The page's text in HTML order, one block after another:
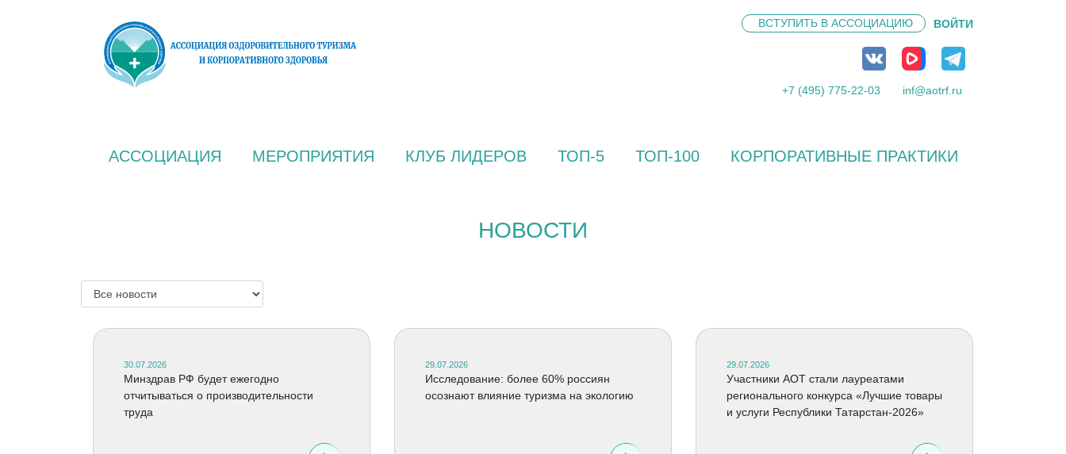
ВСТУПИТЬ В АССОЦИАЦИЮ ВОЙТИ
+7 (495) 775-22-03 inf@aotrf.ru
АССОЦИАЦИЯ МЕРОПРИЯТИЯ КЛУБ ЛИДЕРОВ ТОП-5 ТОП-100 КОРПОРАТИВНЫЕ ПРАКТИКИ
НОВОСТИ
30.07.2026
Минздрав РФ будет ежегодно
отчитываться о производительности
труда
29.07.2026
Исследование: более 60% россиян
осознают влияние туризма на экологию
29.07.2026
Участники АОТ стали лауреатами
регионального конкурса «Лучшие товары
и услуги Республики Татарстан-2026»